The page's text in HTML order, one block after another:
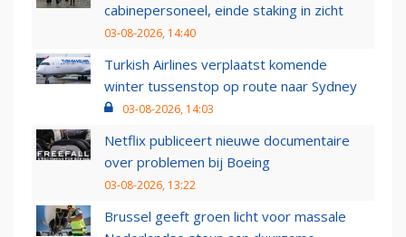
cabinepersoneel, einde staking in zicht
03-08-2026, 14:40
Turkish Airlines verplaatst komende
winter tussenstop op route naar Sydney
03-08-2026, 14:03
Netflix publiceert nieuwe documentaire
over problemen bij Boeing
03-08-2026, 13:22
Brussel geeft groen licht voor massale